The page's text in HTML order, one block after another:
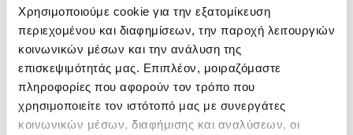
Χρησιμοποιούμε cookie για την εξατομίκευση
περιεχομένου και διαφημίσεων, την παροχή λειτουργιών
κοινωνικών μέσων και την ανάλυση της
επισκεψιμότητάς μας. Επιπλέον, μοιραζόμαστε
πληροφορίες που αφορούν τον τρόπο που
χρησιμοποιείτε τον ιστότοπό μας με συνεργάτες
κοινωνικών μέσων, διαφήμισης και αναλύσεων, οι